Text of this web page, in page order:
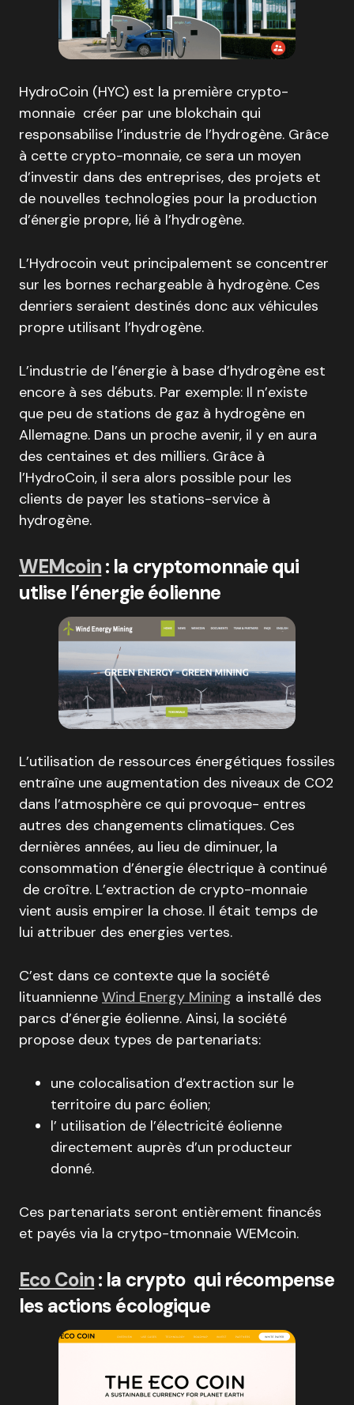
HydroCoin (HYC) est la première crypto-
monnaie créer par une blokchain qui
responsabilise l’industrie de l’hydrogène. Grâce
à cette crypto-monnaie, ce sera un moyen
d’investir dans des entreprises, des projets et
de nouvelles technologies pour la production
d’énergie propre, lié à l’hydrogène.
L’Hydrocoin veut principalement se concentrer
sur les bornes rechargeable à hydrogène. Ces
denriers seraient destinés donc aux véhicules
propre utilisant l’hydrogène.
L’industrie de l’énergie à base d’hydrogène est
encore à ses débuts. Par exemple: Il n’existe
que peu de stations de gaz à hydrogène en
Allemagne. Dans un proche avenir, il y en aura
des centaines et des milliers. Grâce à
l’HydroCoin, il sera alors possible pour les
clients de payer les stations-service à
hydrogène.
WEMcoin: la cryptomonnaie qui
utlise l’énergie éolienne
L’utilisation de ressources énergétiques fossiles
entraîne une augmentation des niveaux de CO2
dans l’atmosphère ce qui provoque- entres
autres des changements climatiques. Ces
dernières années, au lieu de diminuer, la
consommation d’énergie électrique à continué
de croître. L’extraction de crypto-monnaie
vient ausis empirer la chose. Il était temps de
lui attribuer des energies vertes.
C’est dans ce contexte que la société
lituannienne Wind Energy Mining a installé des
parcs d’énergie éolienne. Ainsi, la société
propose deux types de partenariats:
une colocalisation d’extraction sur le
territoire du parc éolien;
l’ utilisation de l’électricité éolienne
directement auprès d’un producteur
donné.
Ces partenariats seront entièrement financés
et payés via la crytpo-tmonnaie WEMcoin.
Eco Coin: la crypto qui récompense
les actions écologique